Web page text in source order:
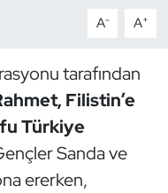
A- A+
tarafından
Filistin’e
Türkiye
Sanda ve
ererken,